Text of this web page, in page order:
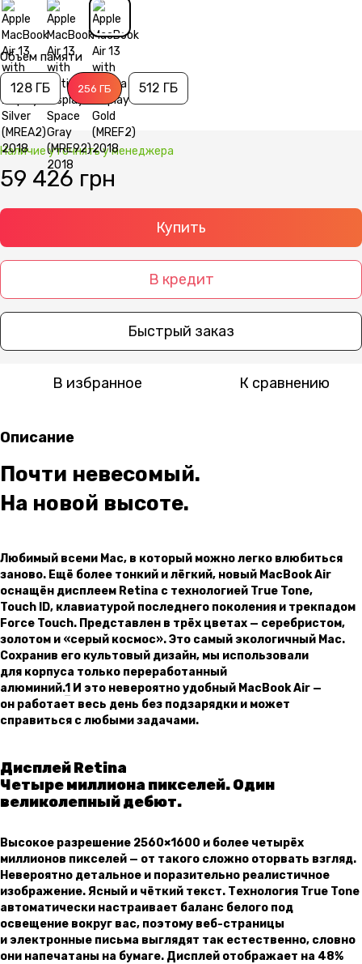
Объем памяти
128 ГБ 256 ГБ 512 ГБ
Наличие уточнять у менеджера
59 426 грн
Купить
В кредит
Быстрый заказ
В избранное К сравнению
Описание
Почти невесомый.
На новой высоте.
Любимый всеми Mac, в который можно легко влюбиться
заново. Ещё более тонкий и лёгкий, новый MacBook Air
оснащён дисплеем Retina с технологией True Tone,
Touch ID, клавиатурой последнего поколения и трекпадом
Force Touch. Представлен в трёх цветах — серебристом,
золотом и «серый космос». Это самый экологичный Mac.
Сохранив его культовый дизайн, мы использовали
для корпуса только переработанный
алюминий.1 И это невероятно удобный MacBook Air —
он работает весь день без подзарядки и может
справиться с любыми задачами.
Дисплей Retina
Четыре миллиона пикселей. Один
великолепный дебют.
Высокое разрешение 2560×1600 и более четырёх
миллионов пикселей — от такого сложно оторвать взгляд.
Невероятно детальное и поразительно реалистичное
изображение. Ясный и чёткий текст. Технология True Tone
автоматически настраивает баланс белого под
освещение вокруг вас, поэтому веб-страницы
и электронные письма выглядят так естественно, словно
они напечатаны на бумаге. Дисплей отображает на 48%